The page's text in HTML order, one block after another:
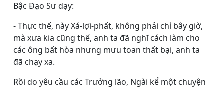
Bậc Ðạo Sư dạy:
- Thực thế, này Xá-lợi-phất, không phải chỉ bây giờ,
mà xưa kia cũng thế, anh ta đã nghĩ cách làm cho
các ông bất hòa nhưng mưu toan thất bại, anh ta
đã chạy xa.
Rồi do yêu cầu các Trưởng lão, Ngài kể một chuyện